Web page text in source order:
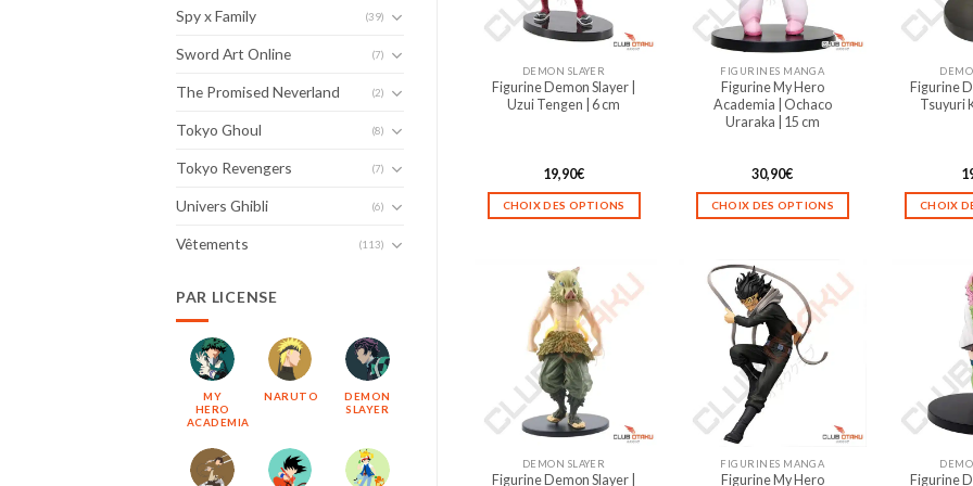
Spy x Family (39)
Sword Art Online (7)
The Promised Neverland (2)
Tokyo Ghoul (8)
Tokyo Revengers (7)
Univers Ghibli (6)
Vêtements (113)
PAR LICENSE
MY
HERO
ACADEMIA
NARUTO
DEMON
SLAYER
DEMON SLAYER
Figurine Demon Slayer |
Uzui Tengen | 6 cm
19,90€
CHOIX DES OPTIONS
a
plusieurs
variations.
Les
options
peuvent
être
choisies
la
FIGURINES MANGA
Figurine My Hero
Academia | Ochaco
Uraraka | 15 cm
30,90€
CHOIX DES OPTIONS
a
plusieurs
variations.
Les
options
peuvent
la
Figurine
Tsuyuri
CHOIX
DEMON SLAYER
Figurine Demon Slayer |
FIGURINES MANGA
Figurine My Hero
Figurine